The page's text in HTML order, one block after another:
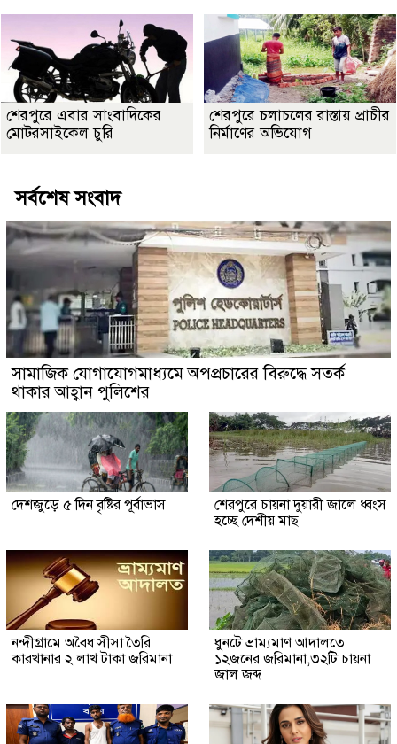
শেরপুরে এবার সাংবাদিকের
মোটরসাইকেল চুরি
শেরপুরে চলাচলের রাস্তায় প্রাচীর
নির্মাণের অভিযোগ
সর্বশেষ সংবাদ
সামাজিক যোগাযোগমাধ্যমে অপপ্রচারের বিরুদ্ধে সতর্ক
থাকার আহ্বান পুলিশের
দেশজুড়ে ৫ দিন বৃষ্টির পূর্বাভাস
শেরপুরে চায়না দুয়ারী জালে ধ্বংস
হচ্ছে দেশীয় মাছ
নন্দীগ্রামে অবৈধ সীসা তৈরি
কারখানার ২ লাখ টাকা জরিমানা
ধুনটে ভ্রাম্যমাণ আদালতে
১২জনের জরিমানা,৩২টি চায়না
জাল জব্দ